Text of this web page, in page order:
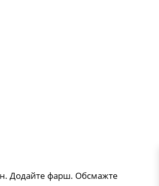
Додайте фарш. Обсмажте